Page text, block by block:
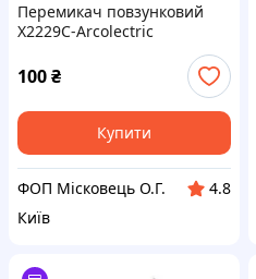
Перемикач повзунковий
X2229C-Arcolectric
100₴
Купити
ФОП Місковець О.Г.
4.8
Київ